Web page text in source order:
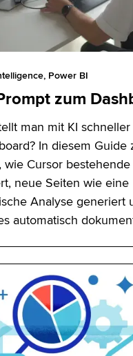
Power BI
zum
man mit KI
In diesem Guide
wie Cursor bestehende
neue Seiten wie eine
Analyse generiert
automatisch